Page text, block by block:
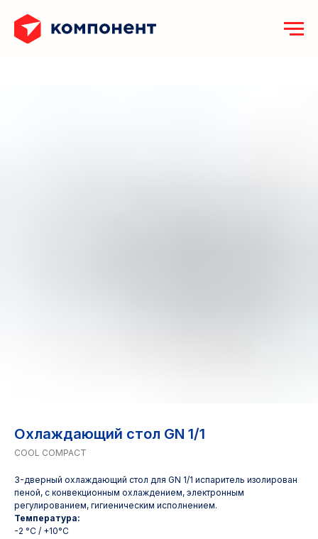
Охлаждающий стол GN 1/1
COOL COMPACT
3-дверный охлаждающий стол для GN 1/1 испаритель изолирован
пеной, с конвекционным охлаждением, электронным
регулированием, гигиеническим исполнением.
Температура:
-2 °C / +10°C